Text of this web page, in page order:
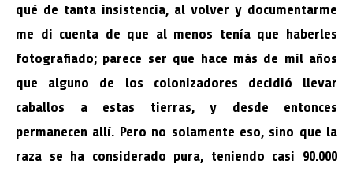
qué de tanta insistencia, al volver y documentarme
me di cuenta de que al menos tenía que haberles
fotografiado; parece ser que hace más de mil años
que alguno de los colonizadores decidió llevar
caballos a estas tierras, y desde entonces
permanecen allí. Pero no solamente eso, sino que la
raza se ha considerado pura, teniendo casi 90.000